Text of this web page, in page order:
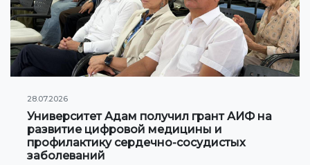
Публикации
Электронная библиотека
Сотрудничество с международными
организациями
Сотрудничество с Вузами
28.07.2026
Университет Адам получил грант АИФ на
развитие цифровой медицины и
профилактику сердечно-сосудистых
заболеваний